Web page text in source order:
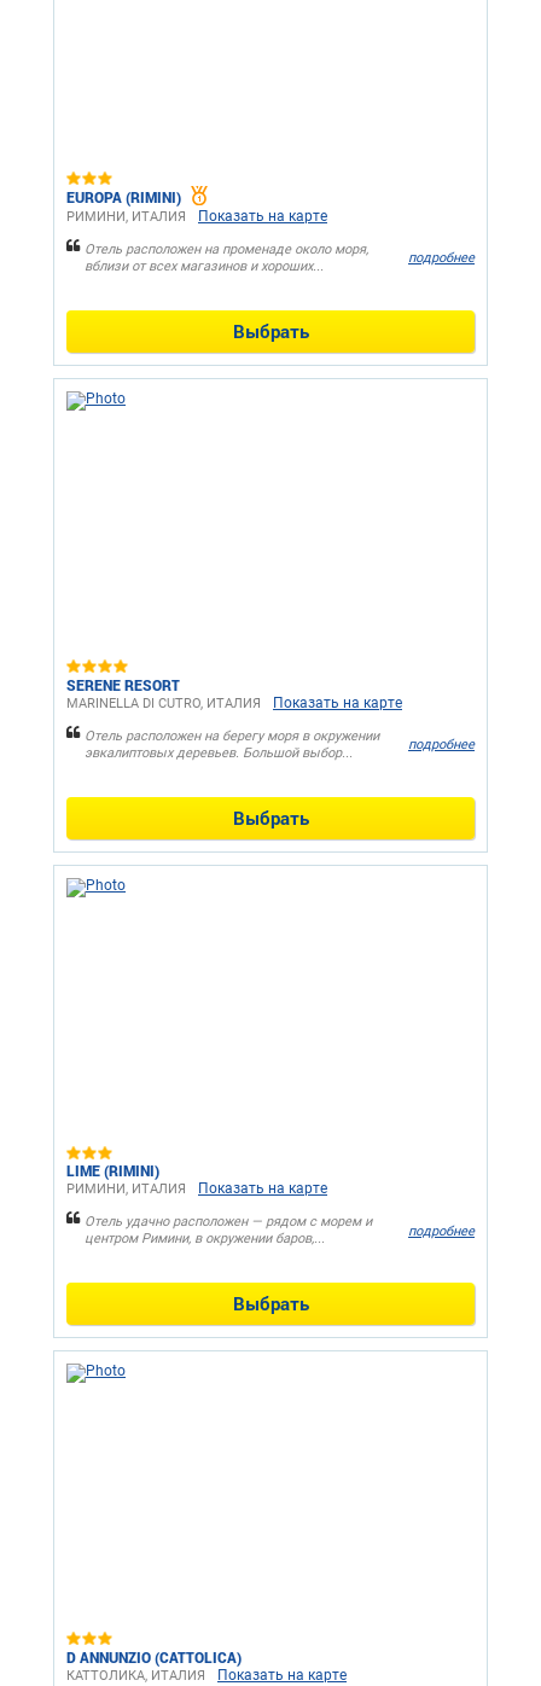
EUROPA (RIMINI)
РИМИНИ, ИТАЛИЯ Показать на карте
Отель расположен на променаде около моря,
вблизи от всех магазинов и хороших...
подробнее
Выбрать
SERENE RESORT
MARINELLA DI CUTRO, ИТАЛИЯ Показать на карте
Отель расположен на берегу моря в окружении
эвкалиптовых деревьев. Большой выбор...
подробнее
Выбрать
LIME (RIMINI)
РИМИНИ, ИТАЛИЯ Показать на карте
Отель удачно расположен — рядом с морем и
центром Римини, в окружении баров,...
подробнее
Выбрать
D ANNUNZIO (CATTOLICA)
КАТТОЛИКА, ИТАЛИЯ Показать на карте